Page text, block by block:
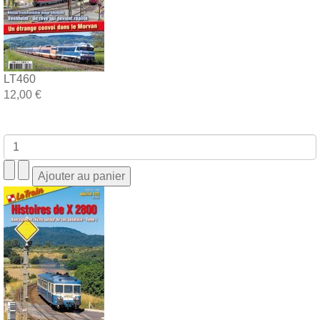
LT460
12,00 €